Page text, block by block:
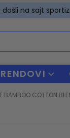
došli na sajt
BAMBOO COTTON